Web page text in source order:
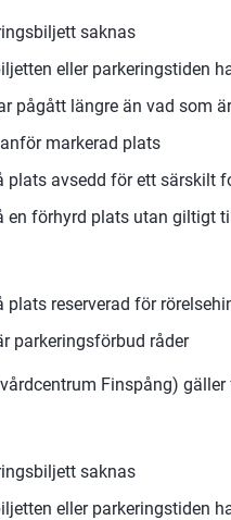
saknas
eller parkeringstiden
pågått längre än vad som
markerad plats
plats avsedd för ett särskilt
en förhyrd plats utan giltigt
plats reserverad för
parkeringsförbud råder
Finspång)
saknas
eller parkeringstiden